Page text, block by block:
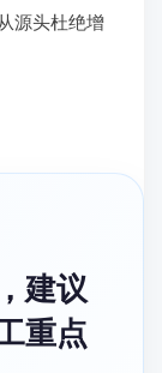
源头杜绝增
建议
重点